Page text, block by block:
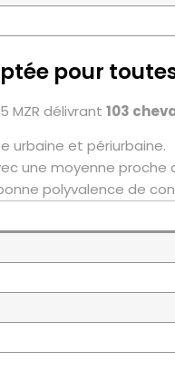
pour
MZR délivrant 103
urbaine et périurbaine.
une moyenne proche
polyvalence de